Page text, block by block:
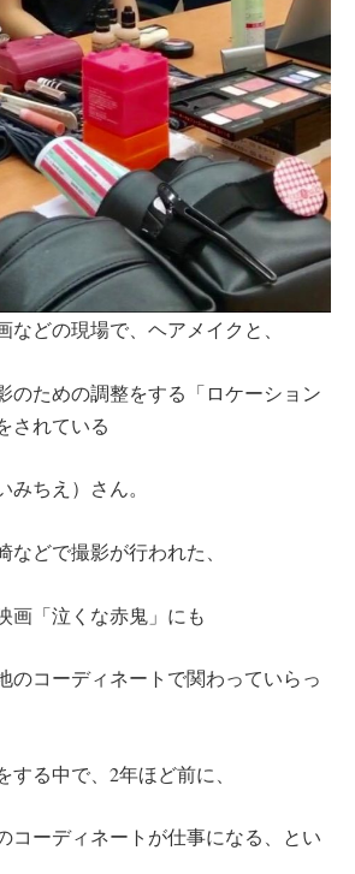
などの現場で、ヘアメイクと、
のための調整をする「ロケーション
されている
ちえ）さん。
どで撮影が行われた、
画「泣くな赤鬼」にも
のコーディネートで関わっていらっ
る中で、2年ほど前に、
コーディネートが仕事になる、とい